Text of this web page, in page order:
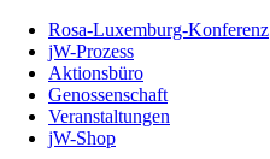
Inhalt
Seite
Rosa-Luxemburg-Konferenz
jW-Prozess
Aktionsbüro
Genossenschaft
Veranstaltungen
jW-Shop